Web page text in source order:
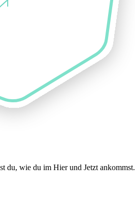
du, wie du im Hier und Jetzt ankommst.